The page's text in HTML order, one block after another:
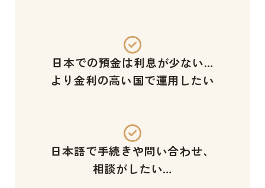
日本での預金は利息が少ない…
より金利の高い国で運用したい
日本語で手続きや問い合わせ、
相談がしたい…